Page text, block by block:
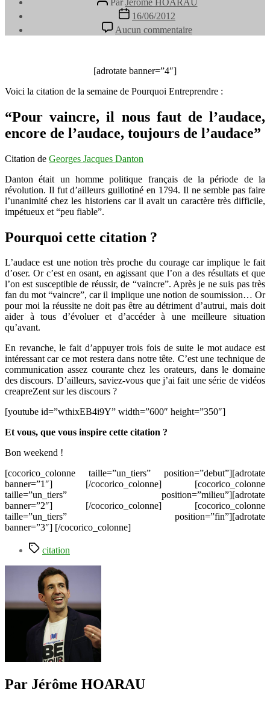
de
l’article
Date
l’article
16/06/2012
Aucun commentaire
citation
vaincre,
nous
faut
de
[adrotate banner=”4″]
Voici la citation de la semaine de Pourquoi Entreprendre :
“Pour vaincre, il nous faut de l’audace,
encore de l’audace, toujours de l’audace”
Citation de Georges Jacques Danton
Danton était un homme politique français de la période de la
révolution. Il fut d’ailleurs guillotiné en 1794. Il ne semble pas faire
l’unanimité chez les historiens car il avait un caractère très difficile,
impétueux et “peu fiable”.
Pourquoi cette citation ?
L’audace est une notion très proche du courage car implique le fait
d’oser. Or c’est en osant, en agissant que l’on a des résultats et que
l’on est susceptible de réussir, de “vaincre”. Après je ne suis pas très
fan du mot “vaincre”, car il implique une notion de soumission… Or
pour moi la réussite ne doit pas être au détriment d’autrui, mais doit
aider à tous d’évoluer et d’accéder à une meilleure situation
qu’avant.
En revanche, le fait d’appuyer trois fois de suite le mot audace est
intéressant car ce mot restera dans notre tête. C’est une technique de
communication assez courante chez les orateurs, dans le domaine
des discours. D’ailleurs, saviez-vous que j’ai fait une série de vidéos
creapreZent sur les discours ?
[youtube id=”wthixEB4i9Y” width=”600″ height=”350″]
Et vous, que vous inspire cette citation ?
Bon weekend !
[cocorico_colonne taille=”un_tiers” position=”debut”][adrotate
banner=”1″] [/cocorico_colonne] [cocorico_colonne
taille=”un_tiers” position=”milieu”][adrotate
banner=”2″] [/cocorico_colonne] [cocorico_colonne
taille=”un_tiers” position=”fin”][adrotate
banner=”3″] [/cocorico_colonne]
Étiquettes
citation
Par Jérôme HOARAU